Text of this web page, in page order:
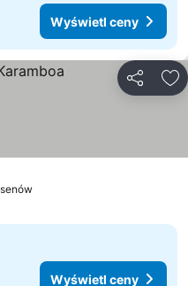
Wyświetl ceny
Wyświetl ceny
Wyświetl ceny